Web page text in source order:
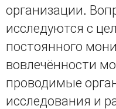
организации.
исследуются с
постоянного
вовлечённости
проводимые
исследования и